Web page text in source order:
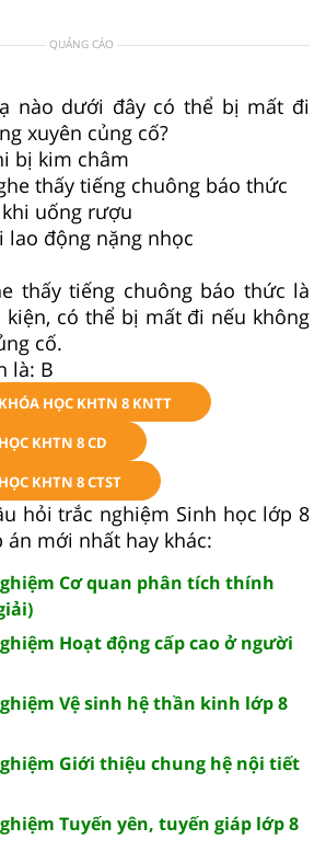
QUẢNG CÁO
nào dưới đây có thể bị mất đi
xuyên củng cố?
bị kim châm
thấy tiếng chuông báo thức
uống rượu
lao động nặng nhọc
thấy tiếng chuông báo thức là
kiện, có thể bị mất đi nếu không
cố.
là: B
HỌC KHTN 8 KNTT
KHTN 8 CD
KHTN 8 CTST
hỏi trắc nghiệm Sinh học lớp 8
án mới nhất hay khác:
Cơ quan phân tích thính
Hoạt động cấp cao ở người
Vệ sinh hệ thần kinh lớp 8
Giới thiệu chung hệ nội tiết
Tuyến yên, tuyến giáp lớp 8